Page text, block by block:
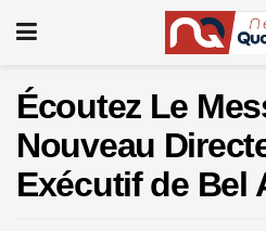
Écoutez Le
Nouveau
Exécutif de Bel